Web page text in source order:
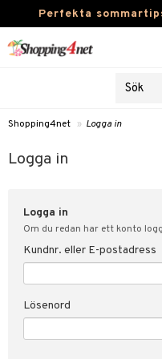
Perfekta
Kontaktlinser
Hälsokost
Fitness
Hem & Inredning
Leksaker, Barn & Baby
Varumärken
Shopping4net » Logga in
Logga in
Logga in
Om du redan har ett konto
Kundnr. eller E-postadress
Lösenord
svar